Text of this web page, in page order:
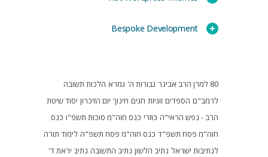
Bespoke Development
80 למרן הרב אבינר גבורות ה' גמרא הלכות תשובה
לרמב"ם הספדים זוגיות חגים חינוך יום הזיכרון יסוד שיטת
הרב - נפש הראי"ה כוזרי כנס חוה"מ סוכות תשפ"ו כנס
חוה"מ פסח תשפ"ד כנס חוה"מ פסח תשפ"ה לימוד תורה
לנתיבות ישראל נתיב הלשון נתיב התשובה נתיב יראת ד'